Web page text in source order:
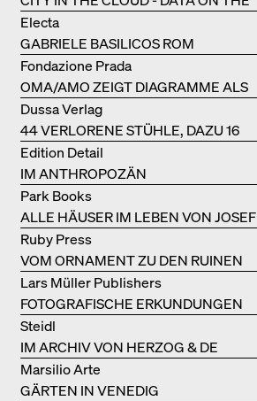
GROUND
GABRIELE BASILICOS ROM
Electa
OMA/AMO ZEIGT DIAGRAMME ALS
NARRATIVE DER ERKENNTNIS
Fondazione Prada
44 VERLORENE STÜHLE, DAZU 16
SOFAS UND BÄNKE
Dussa Verlag
IM ANTHROPOZÄN
Edition Detail
ALLE HÄUSER IM LEBEN VON JOSEF
FRANK
Park Books
VOM ORNAMENT ZU DEN RUINEN
DES ALLTAGS
Ruby Press
FOTOGRAFISCHE ERKUNDUNGEN
VON DENISE SCOTT BROWN
Lars Müller Publishers
IM ARCHIV VON HERZOG & DE
MEURON
Steidl
GÄRTEN IN VENEDIG
Marsilio Arte